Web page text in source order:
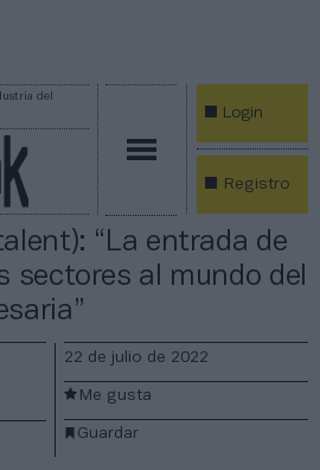
del
Login
Registro
“La entrada de
sectores al mundo del
22 de julio de 2022
Guardar
Me gusta